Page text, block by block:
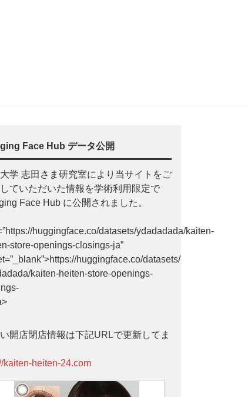
Face Hub データ公開
学 志田さま研究室により当サイトをご
ていただいた情報を学術利用限定で
Face Hub に公開されました。
huggingface.co/datasets/ydadadada/kaiten-
store-openings-closings-ja”
huggingface.co/datasets/
kaiten-heiten-store-openings-
開店閉店情報は下記URLで更新してま
kaiten-heiten-24.com